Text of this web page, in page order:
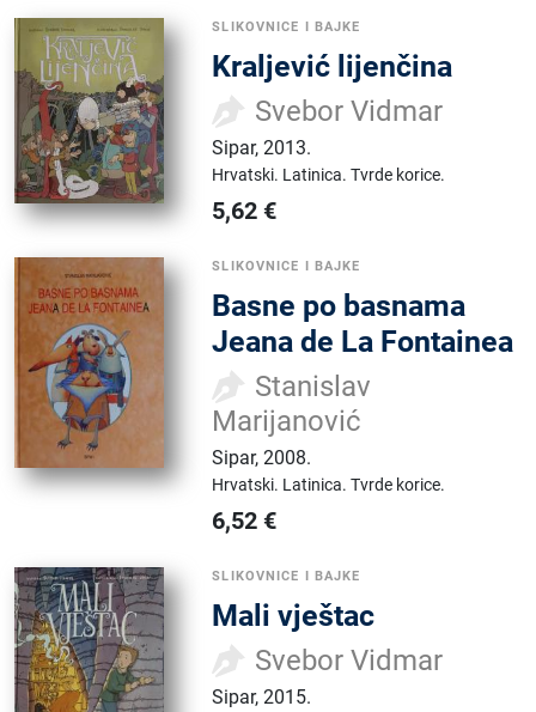
SLIKOVNICE I BAJKE
Kraljević lijenčina
Svebor Vidmar
Sipar,2013.
Hrvatski. Latinica.Tvrde korice.
5,62 €
SLIKOVNICE I BAJKE
Basne po basnama
Jeana de La Fontainea
Stanislav
Marijanović
Sipar,2008.
Hrvatski. Latinica.Tvrde korice.
6,52 €
SLIKOVNICE I BAJKE
Mali vještac
Svebor Vidmar
Sipar,2015.